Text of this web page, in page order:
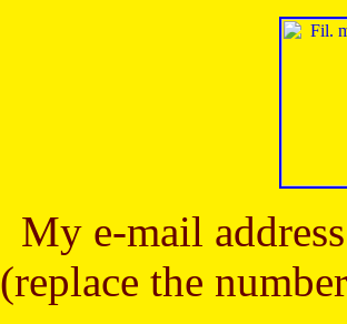
My e-mail
(replace the